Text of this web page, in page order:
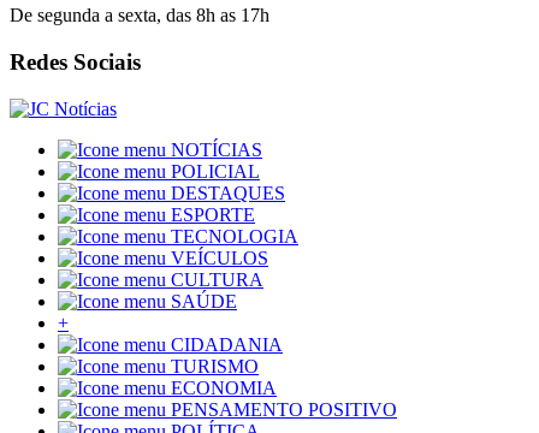
De segunda a sexta, das 8h as 17h
Redes Sociais
NOTÍCIAS
POLICIAL
DESTAQUES
ESPORTE
TECNOLOGIA
VEÍCULOS
CULTURA
SAÚDE
+
CIDADANIA
TURISMO
ECONOMIA
PENSAMENTO POSITIVO